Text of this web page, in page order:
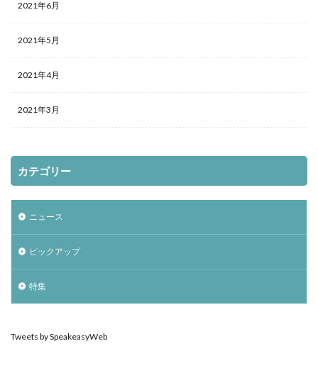
2021年6月
2021年5月
2021年4月
2021年3月
カテゴリー
ニュース
ピックアップ
特集
Tweets by SpeakeasyWeb